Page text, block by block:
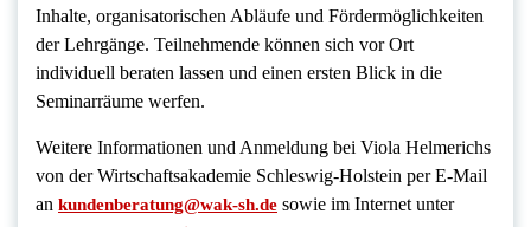
Inhalte, organisatorischen Abläufe und Fördermöglichkeiten
der Lehrgänge. Teilnehmende können sich vor Ort
individuell beraten lassen und einen ersten Blick in die
Seminarräume werfen.
Weitere Informationen und Anmeldung bei Viola Helmerichs
von der Wirtschaftsakademie Schleswig-Holstein per E-Mail
an kundenberatung@wak-sh.de sowie im Internet unter